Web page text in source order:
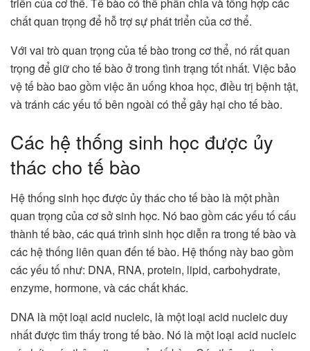
triển của cơ thể. Tế bào có thể phân chia và tổng hợp các
chất quan trọng để hỗ trợ sự phát triển của cơ thể.
Với vai trò quan trọng của tế bào trong cơ thể, nó rất quan
trọng để giữ cho tế bào ở trong tình trạng tốt nhất. Việc bảo
vệ tế bào bao gồm việc ăn uống khoa học, điều trị bệnh tật,
và tránh các yếu tố bên ngoài có thể gây hại cho tế bào.
Các hệ thống sinh học được ủy
thác cho tế bào
Hệ thống sinh học được ủy thác cho tế bào là một phần
quan trọng của cơ sở sinh học. Nó bao gồm các yếu tố cấu
thành tế bào, các quá trình sinh học diễn ra trong tế bào và
các hệ thống liên quan đến tế bào. Hệ thống này bao gồm
các yếu tố như: DNA, RNA, protein, lipid, carbohydrate,
enzyme, hormone, và các chất khác.
DNA là một loại acid nucleic, là một loại acid nucleic duy
nhất được tìm thấy trong tế bào. Nó là một loại acid nucleic